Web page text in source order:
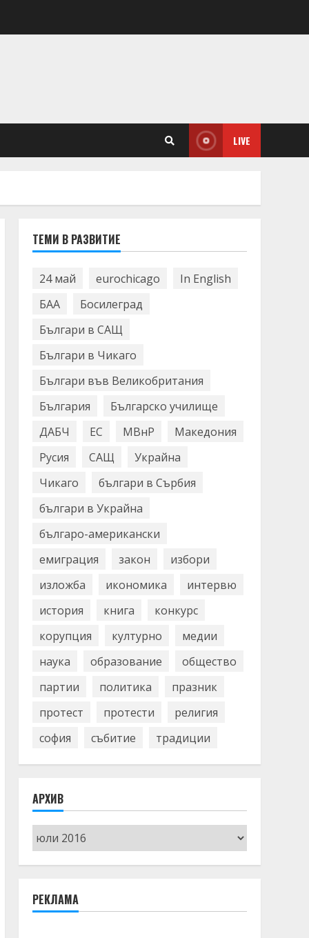
LIVE
ТЕМИ В РАЗВИТИЕ
24 май eurochicago
In English
БАА
Босилеград
Българи в САЩ
Българи в Чикаго
Българи във Великобритания
България
Българско училище
ДАБЧ
ЕС МВнР
Македония
Русия
САЩ
Украйна
Чикаго
българи в Сърбия
българи в Украйна
българо-американски
емиграция
закон
избори
изложба
икономика
интервю
история
книга
конкурс
корупция
културно
медии
наука
образование
общество
партии
политика
празник
протест
протести
религия
софия
събитие традиции
АРХИВ
Архив
РЕКЛАМА